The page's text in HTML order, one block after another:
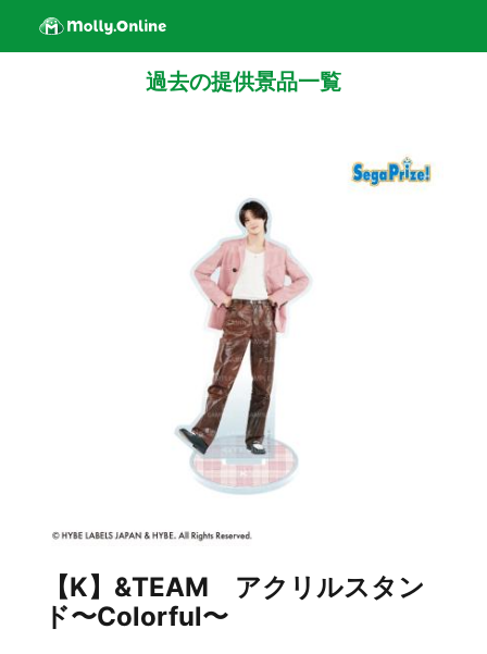
過去の提供景品一覧
【K】&TEAM アクリルスタン
ド〜Colorful〜